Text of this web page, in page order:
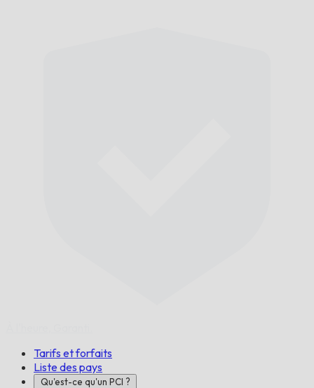
Tarifs et forfaits
Liste des pays
Qu'est-ce qu'un PCI ?